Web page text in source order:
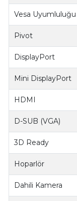
Vesa Uyumluluğu
Pivot
DisplayPort
Mini DisplayPort
HDMI
D-SUB (VGA)
3D Ready
Hoparlör
Dahili Kamera